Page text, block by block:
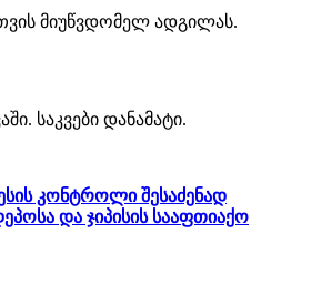
მიუწვდომელ ადგილას.
საკვები დანამატი.
კონტროლიშესაძენად
და ჯიპისის სააფთიაქო